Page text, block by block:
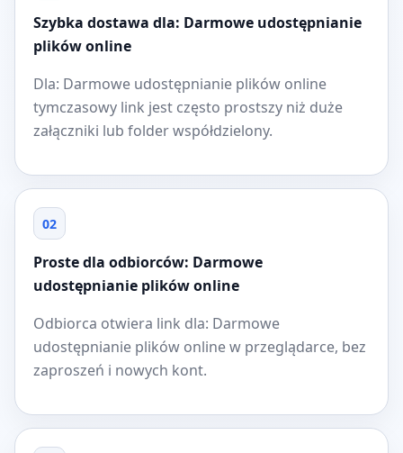
Szybka dostawa dla: Darmowe udostępnianie
plików online
Dla: Darmowe udostępnianie plików online
tymczasowy link jest często prostszy niż duże
załączniki lub folder współdzielony.
02
Proste dla odbiorców: Darmowe
udostępnianie plików online
Odbiorca otwiera link dla: Darmowe
udostępnianie plików online w przeglądarce, bez
zaproszeń i nowych kont.